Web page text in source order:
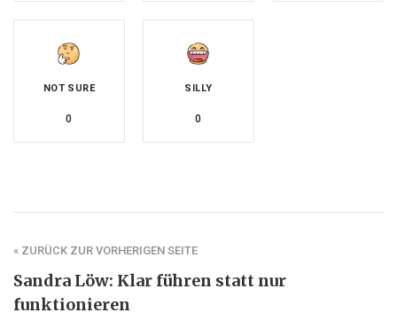
NOT SURE
0
SILLY
0
« ZURÜCK ZUR VORHERIGEN SEITE
Sandra Löw: Klar führen statt nur
funktionieren